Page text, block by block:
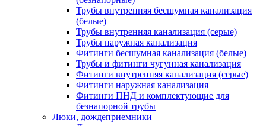
Трубы внутренняя бесшумная канализация
(белые)
Трубы внутренняя канализация (серые)
Трубы наружная канализация
Фитинги бесшумная канализация (белые)
Трубы и фитинги чугунная канализация
Фитинги внутренняя канализация (серые)
Фитинги наружная канализация
Фитинги ПНД и комплектующие для
безнапорной трубы
Люки, дождеприемники